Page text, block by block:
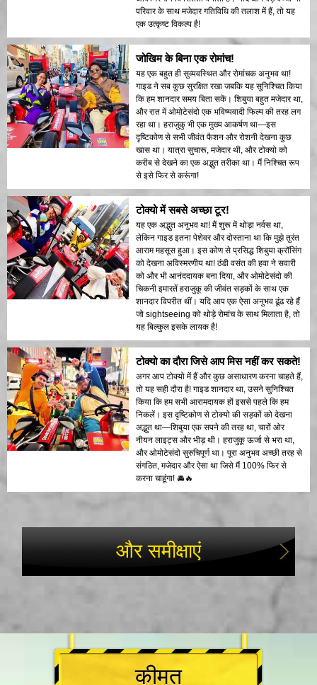
परिवार के साथ मजेदार गतिविधि की तलाश में हैं, तो यह
एक उत्कृष्ट विकल्प है!
जोखिम के बिना एक रोमांच!
यह एक बहुत ही सुव्यवस्थित और रोमांचक अनुभव था!
गाइड ने सब कुछ सुरक्षित रखा जबकि यह सुनिश्चित किया
कि हम शानदार समय बिता सकें। शिबुया बहुत मजेदार था,
और रात में ओमोटेसंदो एक भविष्यवादी फिल्म की तरह लग
रहा था। हराजुकु भी एक मुख्य आकर्षण था—इस
दृष्टिकोण से सभी जीवंत फैशन और रोशनी देखना कुछ
खास था। यात्रा सुचारू, मजेदार थी, और टोक्यो को
करीब से देखने का एक अद्भुत तरीका था। मैं निश्चित रूप
से इसे फिर से करूंगा!
टोक्यो में सबसे अच्छा टूर!
यह एक अद्भुत अनुभव था! मैं शुरू में थोड़ा नर्वस था,
लेकिन गाइड इतना पेशेवर और दोस्ताना था कि मुझे तुरंत
आराम महसूस हुआ। इस कोण से प्रसिद्ध शिबुया क्रॉसिंग
को देखना अविस्मरणीय था! ठंडी वसंत की हवा ने सवारी
को और भी आनंददायक बना दिया, और ओमोटेसंदो की
चिकनी इमारतें हराजुकू की जीवंत सड़कों के साथ एक
शानदार विपरीत थीं। यदि आप एक ऐसा अनुभव ढूंढ रहे हैं
जो sightseeing को थोड़े रोमांच के साथ मिलाता है, तो
यह बिल्कुल इसके लायक है!
टोक्यो का दौरा जिसे आप मिस नहीं कर सकते!
अगर आप टोक्यो में हैं और कुछ असाधारण करना चाहते हैं,
तो यह सही दौरा है! गाइड शानदार था, उसने सुनिश्चित
किया कि हम सभी आरामदायक हों इससे पहले कि हम
निकलें। इस दृष्टिकोण से टोक्यो की सड़कों को देखना
अद्भुत था—शिबुया एक सपने की तरह था, चारों ओर
नीयन लाइट्स और भीड़ थी। हराजुकू ऊर्जा से भरा था,
और ओमोटेसंदो सुरुचिपूर्ण था। पूरा अनुभव अच्छी तरह से
संगठित, मजेदार और ऐसा था जिसे मैं 100% फिर से
करना चाहूंगा! 🚘🔥
और समीक्षाएं
कीमत